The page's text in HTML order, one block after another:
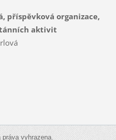
příspěvková organizace,
aktivit
vyhrazena.